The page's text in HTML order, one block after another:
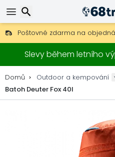
Poštovné zdarma na
30 dní na vrácení, 90 dní na
Nejlepší ceny na outdoor
Slevy během letního
Domů Outdoor a kempování
Batoh Deuter Fox 40l
Hledat